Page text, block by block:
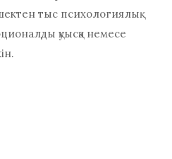
тыс психологиялық
қуысқа немесе